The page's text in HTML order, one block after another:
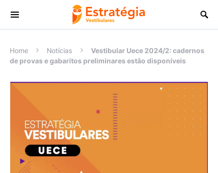
Procurar:
Home Notícias
Vestibular Uece 2024/2: cadernos
de provas e gabaritos preliminares estão disponíveis